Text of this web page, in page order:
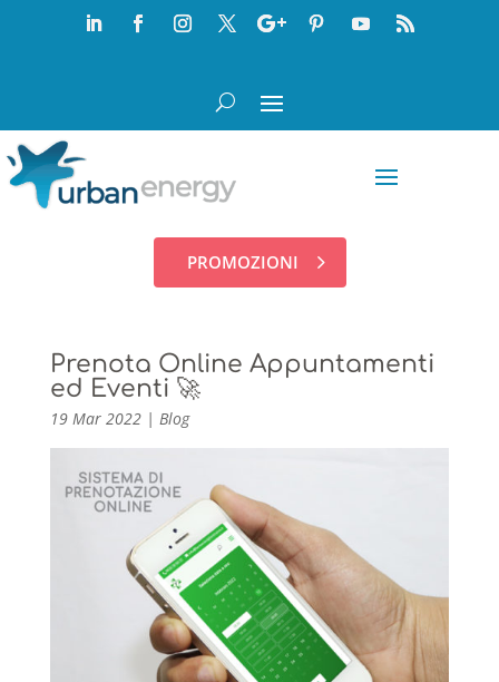
PROMOZIONI
Prenota Online Appuntamenti
ed Eventi 🚀
19 Mar 2022| Blog